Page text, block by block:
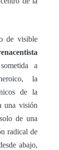
de visible
a
la
de la
una visión
de una
radical de
abajo,